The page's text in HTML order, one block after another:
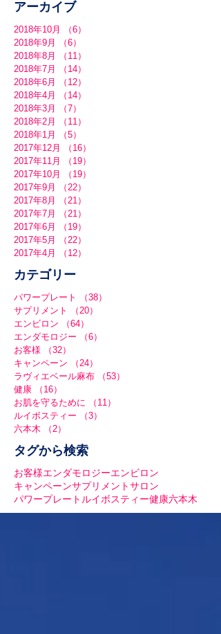
アーカイブ
2018年10月 （6）
2018年9月
（6）
2018年8月
（11）
2018年7月
（14）
2018年6月
（12）
2018年4月
（14）
2018年3月
（7）
2018年2月
（11）
2018年1月
（5）
2017年12月
（16）
2017年11月
（19）
2017年10月
（19）
2017年9月
（22）
2017年8月
（21）
2017年7月
（21）
2017年6月
（19）
2017年5月
（22）
2017年4月
（12）
カテゴリー
パワープレート （38）
サプリメント
（20）
エンビロン
（64）
エンダモロジー
（6）
お客様
（32）
キャンペーン
（24）
ラヴィエベール麻布
（53）
健康
（16）
お肌を守るために
（11）
ルイボスティー
（3）
六本木
（2）
タグから検索
お客様エンダモロジーエンビロン
キャンペーンサプリメントサロン
パワープレート ルイボスティー健康六本木